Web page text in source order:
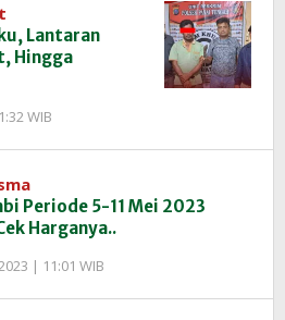
Lantaran
Hingga
WIB
InfoSAWIT
Periode 5-11 Mei 2023
Harganya..
| 11:01 WIB
InfoSAWIT